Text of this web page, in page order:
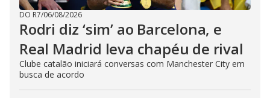
DO R7/06/08/2026
Rodri diz ‘sim’ ao Barcelona, e
Real Madrid leva chapéu de rival
Clube catalão iniciará conversas com Manchester City em
busca de acordo